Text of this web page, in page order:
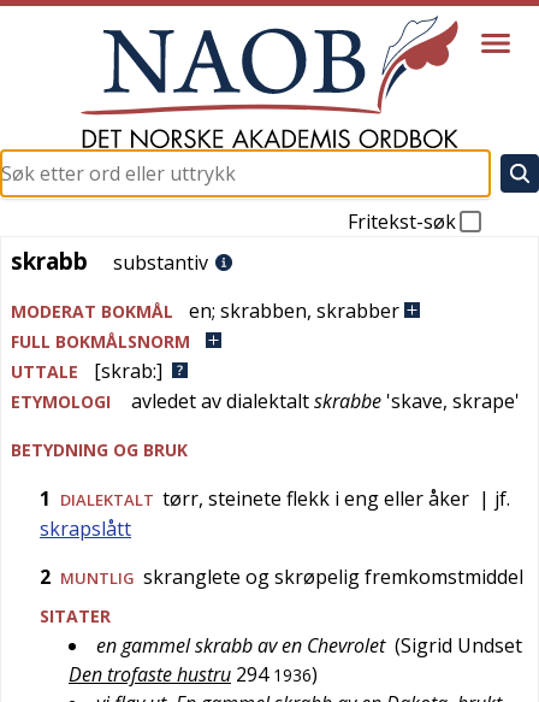
Fritekst-søk
skrabb
skrabb substantiv
MODERAT BOKMÅL en; skrabben, skrabber
FULL BOKMÅLSNORM
UTTALE
[skrab:]
ETYMOLOGI avledet avdialektaltskrabbe 'skave, skrape'
BETYDNING OG BRUK
1 DIALEKTALT tørr, steinete flekk i eng eller åker | jf.
skrapslått
2 MUNTLIG skranglete og skrøpelig fremkomstmiddel
SITATER
en gammel skrabb av en Chevrolet (Sigrid Undset
Den trofaste hustru 294 1936)